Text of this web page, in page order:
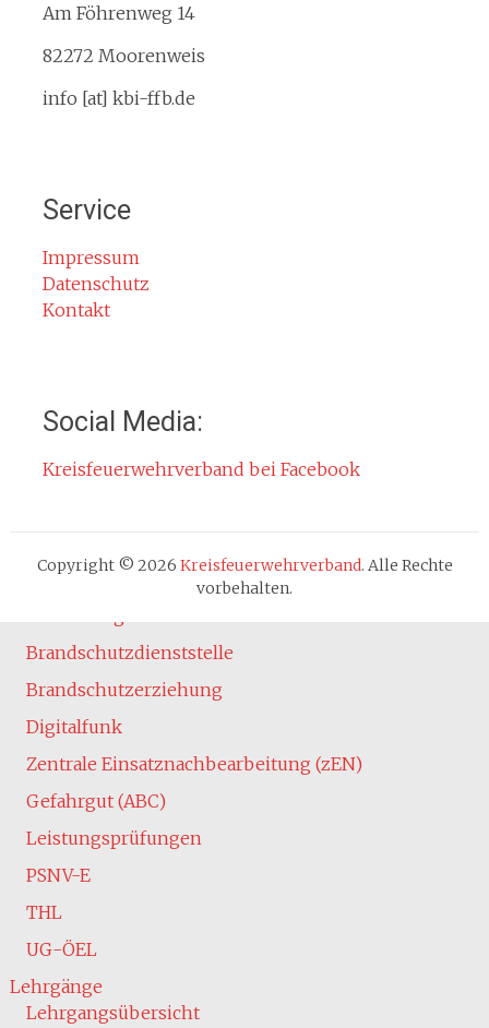
Kreisbrandinspektion
Service
Rauchmelder
Rettungsgasse
Gefahr durch Kohlenmonoxid
Cookie-Hinweis
Atemschutz
Brandschutzdienststelle
Brandschutzerziehung
Digitalfunk
Zentrale Einsatznachbearbeitung (zEN)
Gefahrgut (ABC)
Leistungsprüfungen
PSNV-E
THL
UG-ÖEL
Lehrgänge
Lehrgangsübersicht
Am Föhrenweg 14
82272 Moorenweis
info [at] kbi-ffb.de
Service
Impressum
Datenschutz
Kontakt
Social Media:
Kreisfeuerwehrverband bei Facebook
Copyright © 2026 Kreisfeuerwehrverband. Alle Rechte
vorbehalten.